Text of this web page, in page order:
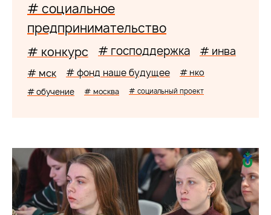
# социальное
предпринимательство
# конкурс # господдержка # инва
# мск # фонд наше будущее # нко
# обучение # москва # социальный проект